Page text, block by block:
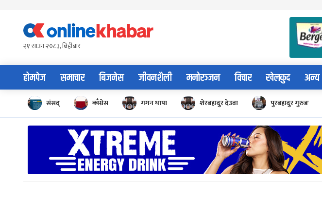
content२१ साउन २०८३, बिहीबार
होमपेज समाचार बिजनेस जीवनशैली मनोरञ्जन विचार खेलकुद अन्य
संसद् काँग्रेस गगन थापा शेरबहादुर देउवा पुरबहादुर गुरुङ